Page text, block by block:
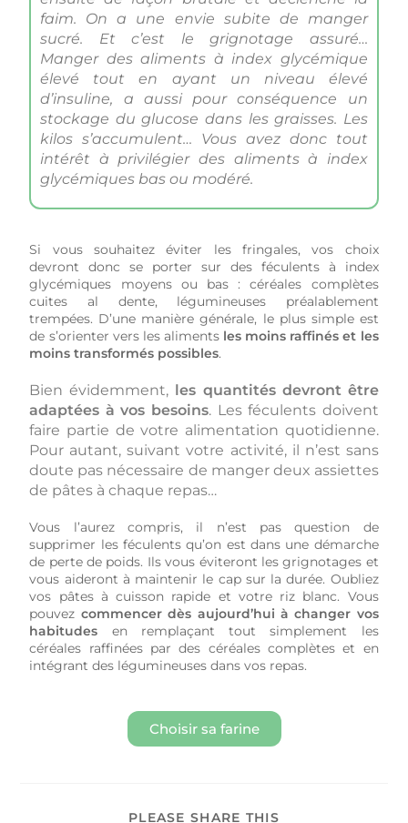
faim. On a une envie subite de manger
sucré. Et c’est le grignotage assuré…
Manger des aliments à index glycémique
élevé tout en ayant un niveau élevé
d’insuline, a aussi pour conséquence un
stockage du glucose dans les graisses. Les
kilos s’accumulent… Vous avez donc tout
intérêt à privilégier des aliments à index
glycémiques bas ou modéré.
Si vous souhaitez éviter les fringales, vos choix
devront donc se porter sur des féculents à index
glycémiques moyens ou bas : céréales complètes
cuites al dente, légumineuses préalablement
trempées. D’une manière générale, le plus simple est
de s’orienter vers les aliments les moins raffinés et les
moins transformés possibles.
Bien évidemment,
les quantités devront être
adaptées à vos besoins. Les féculents doivent
faire partie de votre alimentation quotidienne.
Pour autant, suivant votre activité, il n’est sans
doute pas nécessaire de manger deux assiettes
de pâtes à chaque repas…
Vous l’aurez compris, il n’est pas question de
supprimer les féculents qu’on est dans une démarche
de perte de poids. Ils vous éviteront les grignotages et
vous aideront à maintenir le cap sur la durée. Oubliez
vos pâtes à cuisson rapide et votre riz blanc. Vous
pouvez commencer dès aujourd’hui à changer vos
habitudes en remplaçant tout simplement les
céréales raffinées par des céréales complètes et en
intégrant des légumineuses dans vos repas.
Choisir sa farine
PLEASE SHARE THIS